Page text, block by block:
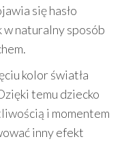
się hasło
w naturalny sposób
kolor światła
temu dziecko
i momentem
inny efekt